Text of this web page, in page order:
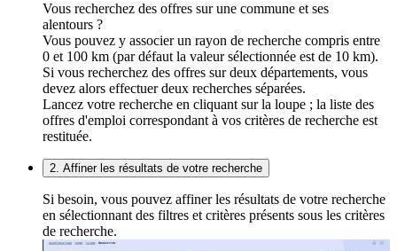
Vous recherchez des offres sur une commune et ses
alentours ?
Vous pouvez y associer un rayon de recherche compris entre
0 et 100 km (par défaut la valeur sélectionnée est de 10 km).
Si vous recherchez des offres sur deux départements, vous
devez alors effectuer deux recherches séparées.
Lancez votre recherche en cliquant sur la loupe ; la liste des
offres d'emploi correspondant à vos critères de recherche est
restituée.
2. Affiner les résultats de votre recherche
Si besoin, vous pouvez affiner les résultats de votre recherche
en sélectionnant des filtres et critères présents sous les critères
de recherche.